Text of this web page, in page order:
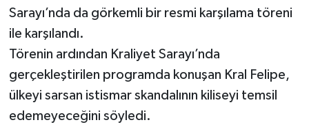
Sarayı’nda da görkemli bir resmi karşılama töreni
ile karşılandı.
Törenin ardından Kraliyet Sarayı’nda
gerçekleştirilen programda konuşan Kral Felipe,
ülkeyi sarsan istismar skandalının kiliseyi temsil
edemeyeceğini söyledi.